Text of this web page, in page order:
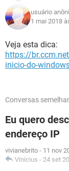
usuário
1 mai 2018
Veja esta dica:
https://
inicio-do-
Conversas
Eu quero
endereço IP
vivianebrito - 11 nov
Vinicius - 24 set